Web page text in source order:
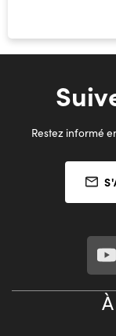
Restez informé